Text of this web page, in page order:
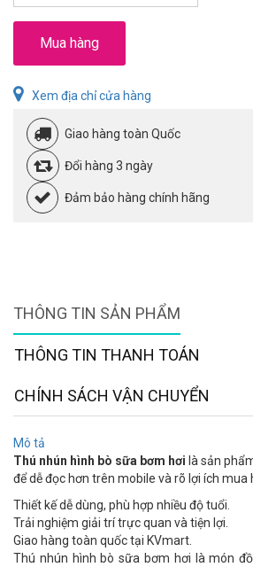
Mua hàng
Xem địa chỉ cửa hàng
Giao hàng toàn Quốc
Đổi hàng 3 ngày
Đảm bảo hàng chính hãng
THÔNG TIN SẢN PHẨM
THÔNG TIN THANH TOÁN
CHÍNH SÁCH VẬN CHUYỂN
Mô tả
Thú nhún hình bò sữa bơm hơi là sản
để dễ đọc hơn trên mobile và rõ lợi ích mua
Thiết kế dễ dùng, phù hợp nhiều độ tuổi.
Trải nghiệm giải trí trực quan và tiện lợi.
Giao hàng toàn quốc tại KVmart.
Thú nhún hình bò sữa bơm hơi là món